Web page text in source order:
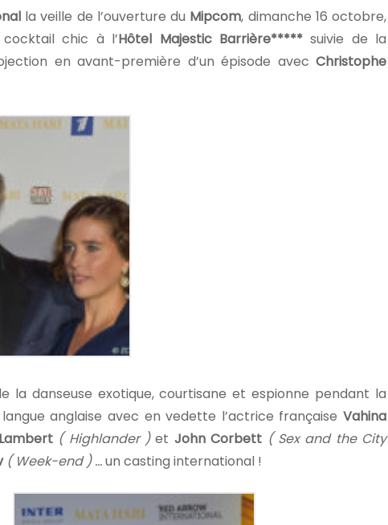
la veille de l’ouverture du Mipcom, dimanche 16 octobre,
chic à l’Hôtel Majestic Barrière*****suivie de la
en avant-première d’un épisode avec Christophe
la danseuse exotique, courtisane et espionne pendant la
anglaise avec en vedette l’actrice française Vahina
Lambert ( Highlander )et John Corbett ( Sex and the City
( Week-end ) …un casting international !